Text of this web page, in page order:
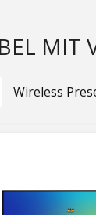
MIT
Wireless